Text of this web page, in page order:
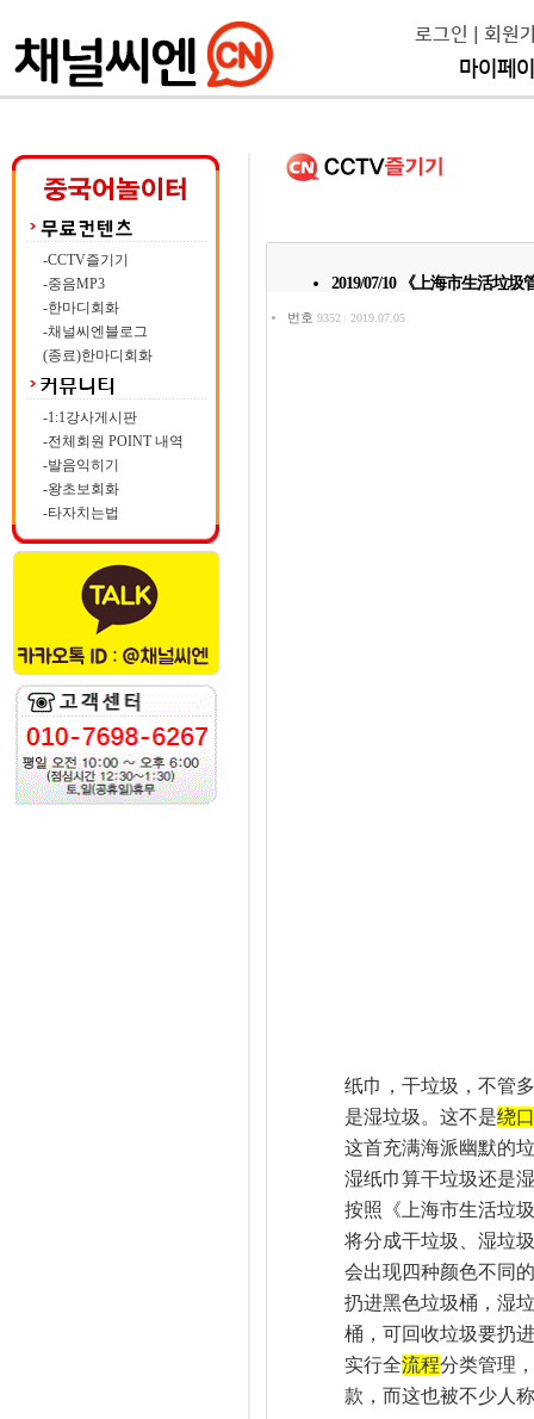
로그인 회원
마이페
-CCTV즐기기
-중음MP3
-한마디회화
-채널씨엔블로그
(종료)한마디회화
-1:1강사게시판
-전체회원 POINT 내역
-발음익히기
-왕초보회화
-타자치는법
2019/07/10 《上海市生活垃圾
번호 9352 2019.07.05
纸巾，干垃圾，不管
是湿垃圾。这不是绕
这首充满海派幽默的
湿纸巾算干垃圾还是
按照《上海市生活垃
将分成干垃圾、湿垃
会出现四种颜色不同
扔进黑色垃圾桶，湿
桶，可回收垃圾要扔
实行全流程分类管理
款，而这也被不少人